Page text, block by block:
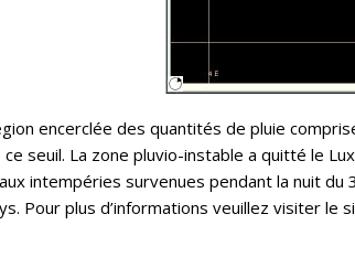
encerclée des quantités de pluie
seuil. La zone pluvio-instable a quitté le
intempéries survenues pendant la nuit
Pour plus d’informations veuillez visiter le